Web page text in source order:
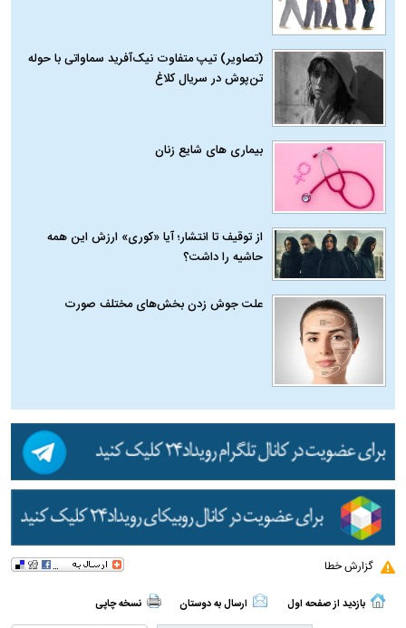
(تصاویر) تیپ متفاوت نیک‌آفرید سماواتی با حوله
تن‌پوش در سریال کلاغ
بیماری‌ های شایع زنان
از توقیف تا انتشار؛ آیا «کوری» ارزش این همه
حاشیه را داشت؟
علت جوش زدن بخش‌های مختلف صورت
گزارش خطا
بازدید از صفحه اول ارسال به دوستان نسخه چاپی